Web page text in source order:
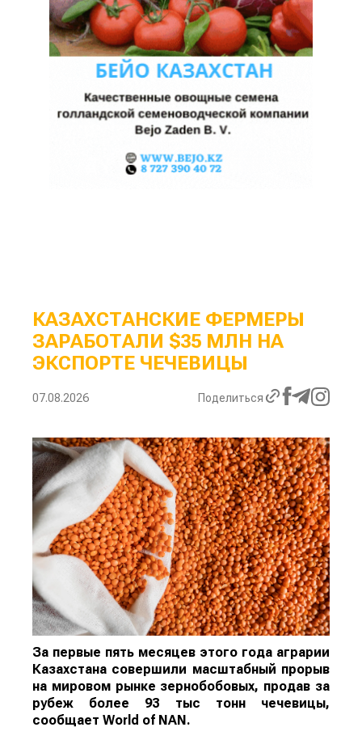
КАЗАХСТАНСКИЕ ФЕРМЕРЫ
ЗАРАБОТАЛИ $35 МЛН НА
ЭКСПОРТЕ ЧЕЧЕВИЦЫ
07.08.2026 Поделиться
За первые пять месяцев этого года аграрии
Казахстана совершили масштабный прорыв
на мировом рынке зернобобовых, продав за
рубеж более 93 тыс тонн чечевицы,
сообщает World of NAN.